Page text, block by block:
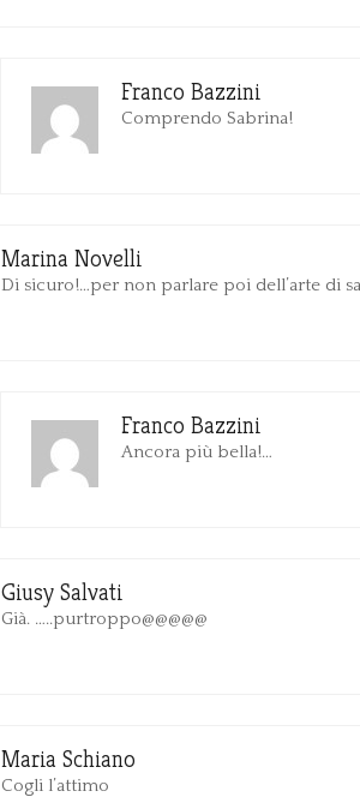
Franco Bazzini
Comprendo Sabrina!
Marina Novelli
Di sicuro!…per non parlare poi dell’arte di
Franco Bazzini
Ancora più bella!…
Giusy Salvati
Già. …..purtroppo@@@@@
Maria Schiano
Cogli l’attimo